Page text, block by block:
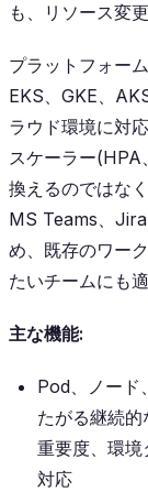
も、リソース変
プラットフォー
EKS、GKE、
ラウド環境に対
スケーラー
換えるのではな
MS Teams、
め、既存のワー
たいチームにも
主な機能:
Pod、ノード
たがる継続
重要度、環
対応